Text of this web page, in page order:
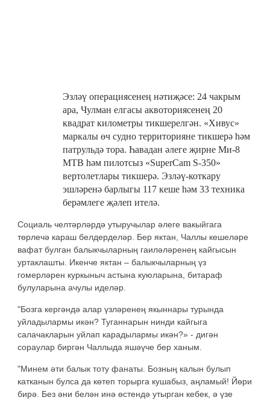
Эзләү операциясенең нәтиҗәсе: 24 чакрым
ара, Чулман елгасы аквоториясенең 20
квадрат километры тикшерелгән. «Хивус»
маркалы өч судно территорияне тикшерә һәм
патрульдә тора. Һавадан әлеге җирне Ми-8
МТВ һәм пилотсыз «SuperCam S-350»
вертолетлары тикшерә. Эзләү-коткару
эшләренә барлыгы 117 кеше һәм 33 техника
берәмлеге җәлеп ителә.
Социаль челтәрләрдә утыручылар әлеге вакыйгага
төрлечә караш белдерделәр. Бер яктан, Чаллы кешеләре
вафат булган балыкчыларның гаиләләренең кайгысын
уртаклашты. Икенче яктан – балыкчыларның үз
гомерләрен куркыныч астына куюларына, битараф
булуларына ачулы иделәр.
"Бозга кергәндә алар үзләренең якыннары турында
уйладылармы икән? Туганнарын нинди кайгыга
салачакларын уйлап карадылармы икән?» - дигән
сораулар биргән Чаллыда яшәүче бер ханым.
"Минем әти балык тоту фанаты. Бозның калын булып
катканын булса да көтеп торырга кушабыз, аңламый! Йөри
бирә. Без әни белән инә өстендә утырган кебек, ә үзе